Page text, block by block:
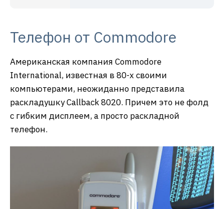
Телефон от Commodore
Американская компания Commodore
International, известная в 80-х своими
компьютерами, неожиданно представила
раскладушку Callback 8020. Причем это не фолд
с гибким дисплеем, а просто раскладной
телефон.